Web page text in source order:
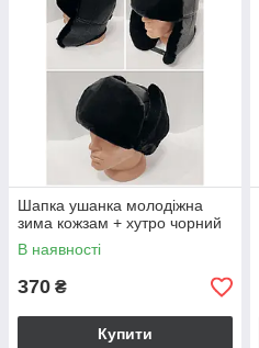
Шапка ушанка молодіжна
зима кожзам + хутро чорний
В наявності
370 ₴
Купити